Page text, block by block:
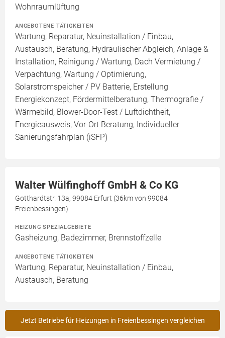
Wohnraumlüftung
ANGEBOTENE TÄTIGKEITEN
Wartung, Reparatur, Neuinstallation / Einbau,
Austausch, Beratung, Hydraulischer Abgleich, Anlage &
Installation, Reinigung / Wartung, Dach Vermietung /
Verpachtung, Wartung / Optimierung,
Solarstromspeicher / PV Batterie, Erstellung
Energiekonzept, Fördermittelberatung, Thermografie /
Wärmebild, Blower-Door-Test / Luftdichtheit,
Energieausweis, Vor-Ort Beratung, Individueller
Sanierungsfahrplan (iSFP)
Walter Wülfinghoff GmbH & Co KG
Gotthardtstr. 13a, 99084 Erfurt (36km von 99084
Freienbessingen)
HEIZUNG SPEZIALGEBIETE
Gasheizung, Badezimmer, Brennstoffzelle
ANGEBOTENE TÄTIGKEITEN
Wartung, Reparatur, Neuinstallation / Einbau,
Austausch, Beratung
Jetzt Betriebe für Heizungen in Freienbessingen vergleichen